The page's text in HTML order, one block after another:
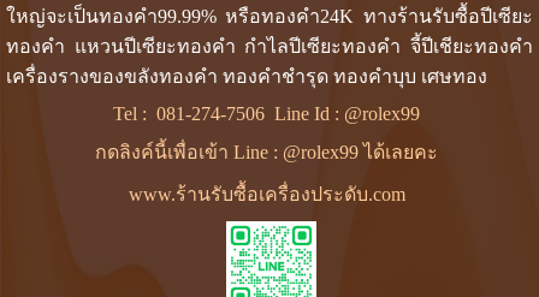
ใหญ่จะเป็นทองคำ99.99% หรือทองคำ24K ทางร้านรับซื้อปีเซียะ
ทองคำ แหวนปีเซียะทองคำ กำไลปีเซียะทองคำ จี้ปีเชียะทองคำ
เครื่องรางของขลังทองคำ ทองคำชำรุด ทองคำบุบ เศษทอง
Tel :081-274-7506 Line Id : @rolex99
กดลิงค์นี้เพื่อเข้า Line : @rolex99 ได้เลยคะ
www.ร้านรับซื้อเครื่องประดับ.com